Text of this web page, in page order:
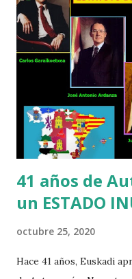
en la cúpula de la
hacen con el Poder
Comité de Expertos
seleccionó por sus
para que de ahí
RTVE con diez
políticos. Todo para
Control Parlamentario
41 años de
un ESTADO
octubre 25, 2020
Hace 41 años, Euskadi